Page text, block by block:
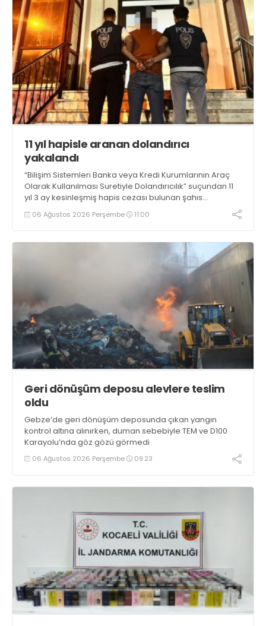
11 yıl hapisle aranan dolandırıcı
yakalandı
“Bilişim Sistemleri Banka veya Kredi Kurumlarının Araç
Olarak Kullanılması Suretiyle Dolandırıcılık” suçundan 11
yıl 3 ay kesinleşmiş hapis cezası bulunan şahıs
yakalandı
06 Ağustos 2026 Perşembe 11:00
Geri dönüşüm deposu alevlere teslim
oldu
Gebze’de geri dönüşüm deposunda çıkan yangın
kontrol altına alınırken, duman sebebiyle TEM ve D100
Karayolu’nda göz gözü görmedi
06 Ağustos 2026 Perşembe 09:23